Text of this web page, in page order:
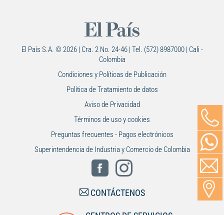
El País S.A. © 2026 | Cra. 2 No. 24-46 | Tel. (572) 8987000 | Cali -
Colombia
Condiciones y Políticas de Publicación
Política de Tratamiento de datos
Aviso de Privacidad
Términos de uso y cookies
Preguntas frecuentes - Pagos electrónicos
Superintendencia de Industria y Comercio de Colombia
CONTÁCTENOS